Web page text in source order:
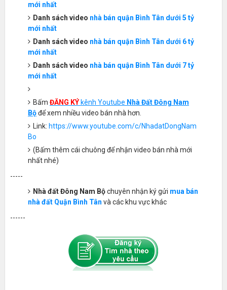
mới nhất
Danh sách video nhà bán quận Bình Tân dưới 5 tỷ
mới nhất
Danh sách video nhà bán quận Bình Tân dưới 6 tỷ
mới nhất
Danh sách video nhà bán quận Bình Tân dưới 7 tỷ
mới nhất
Bấm ĐĂNG KÝ kênh Youtube Nhà Đất Đông Nam
Bộđể xem nhiều video bán nhà hơn.
Link: https://www.youtube.com/c/NhadatDongNam
Bo
(Bấm thêm cái chuông để nhận video bán nhà mới
nhất nhé)
-----
Nhà đất Đông Nam Bộchuyên nhận ký gửi mua bán
nhà đất Quận Bình Tân và các khu vực khác
------